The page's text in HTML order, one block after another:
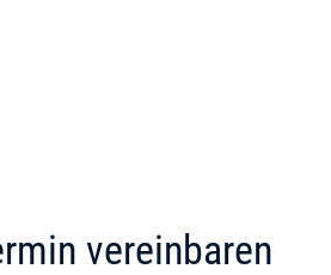
vereinbaren